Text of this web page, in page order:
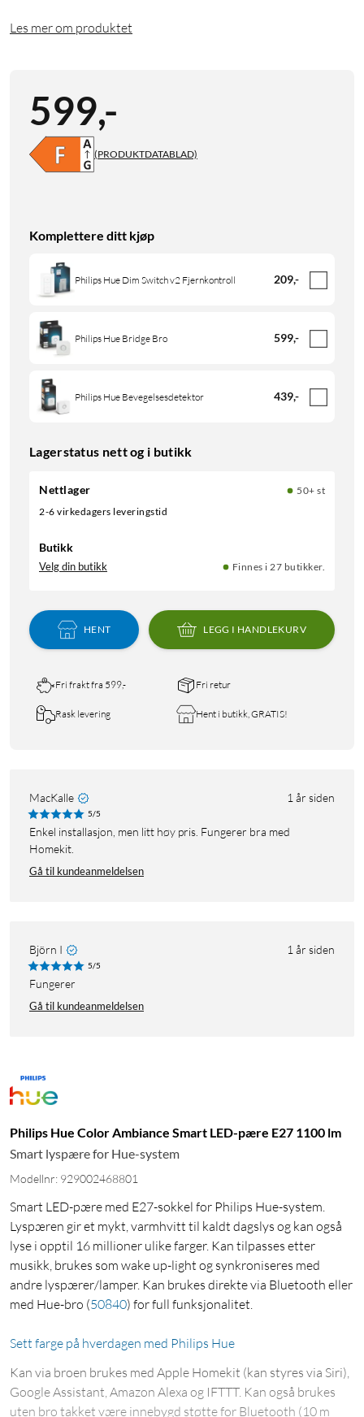
Les mer om produktet
599,-
(PRODUKTDATABLAD)
Komplettere ditt kjøp
Philips Hue Dim Switch v2 Fjernkontroll 209,-
Philips Hue Bridge Bro 599,-
Philips Hue Bevegelsesdetektor 439,-
Lagerstatus nett og i butikk
Nettlager
50+ st
2-6 virkedagers leveringstid
Butikk
Velg din butikk Finnes i 27 butikker.
HENT LEGG I HANDLEKURV
Fri frakt fra 599,- Fri retur
Rask levering Hent i butikk, GRATIS!
MacKalle 1 år siden
5/5
Enkel installasjon, men litt høy pris. Fungerer bra med
Homekit.
Gå til kundeanmeldelsen
Björn I 1 år siden
5/5
Fungerer
Gå til kundeanmeldelsen
Philips Hue Color Ambiance Smart LED-pære E27 1100 lm
Smart lyspære for Hue-system
Modellnr: 929002468801
Smart LED-pære med E27-sokkel for Philips Hue-system.
Lyspæren gir et mykt, varmhvitt til kaldt dagslys og kan også
lyse i opptil 16 millioner ulike farger. Kan tilpasses etter
musikk, brukes som wake up-light og synkroniseres med
andre lyspærer/lamper. Kan brukes direkte via Bluetooth eller
med Hue-bro (50840) for full funksjonalitet.
Sett farge på hverdagen med Philips Hue
Kan via broen brukes med Apple Homekit (kan styres via Siri),
Google Assistant, Amazon Alexa og IFTTT. Kan også brukes
uten bro takket være innebygd støtte for Bluetooth (10 m